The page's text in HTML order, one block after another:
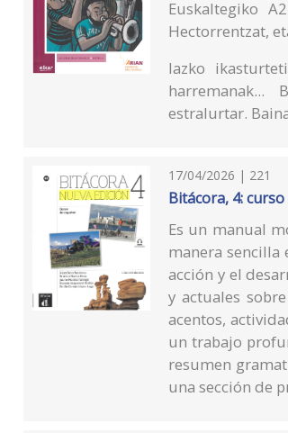
Euskaltegiko
Hectorrentzat,
Iazko
harremanak...
estralurtar.
17/04/2026 | 221
Bitácora, 4:
Es un manual
manera
acción y el
y actuales
acentos,
un trabajo
resumen
una sección de